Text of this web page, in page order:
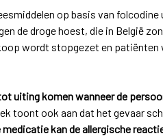
op basis van
de droge hoest, die in België
wordt stopgezet en patiënten
uiting komen wanneer de
toont ook aan dat het gevaar
medicatie kan de allergische